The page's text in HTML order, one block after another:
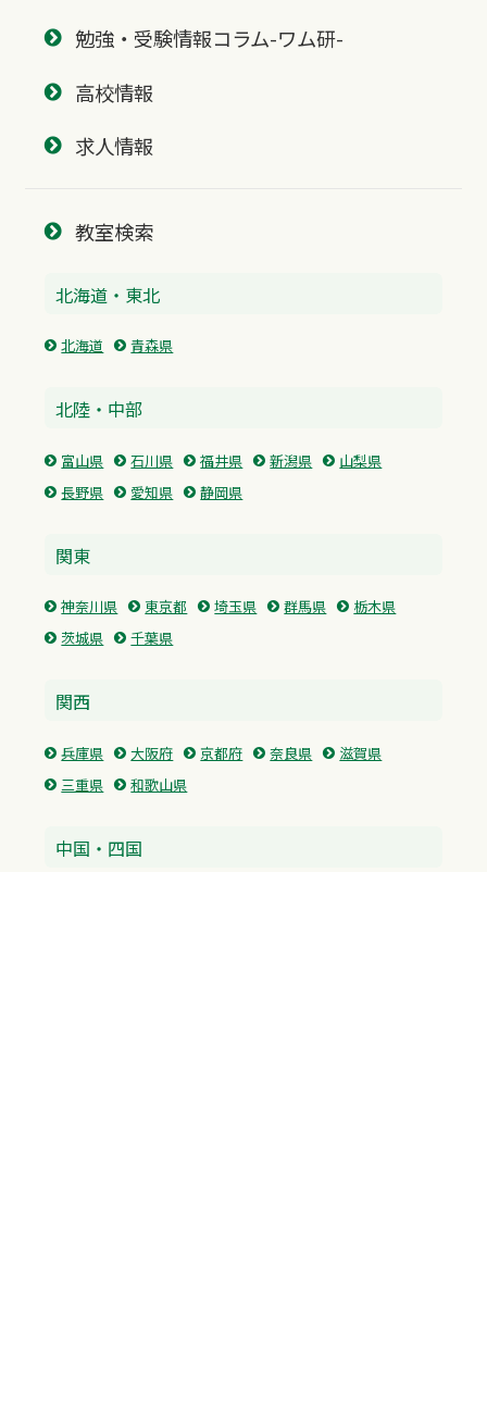
勉強・受験情報コラム-ワム研-
高校情報
求人情報
教室検索
北海道・東北
北海道 青森県
北陸・中部
富山県 石川県 福井県 新潟県
山梨県
長野県
愛知県 静岡県
関東
神奈川県 東京都 埼玉県 群馬県
栃木県
茨城県
千葉県
関西
兵庫県 大阪府 京都府 奈良県
滋賀県
三重県
和歌山県
中国・四国